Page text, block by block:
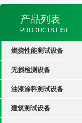
产品列表
PRODUCTS LIST
燃烧性能测试设备
无损检测设备
油漆涂料测试设备
建筑测试设备